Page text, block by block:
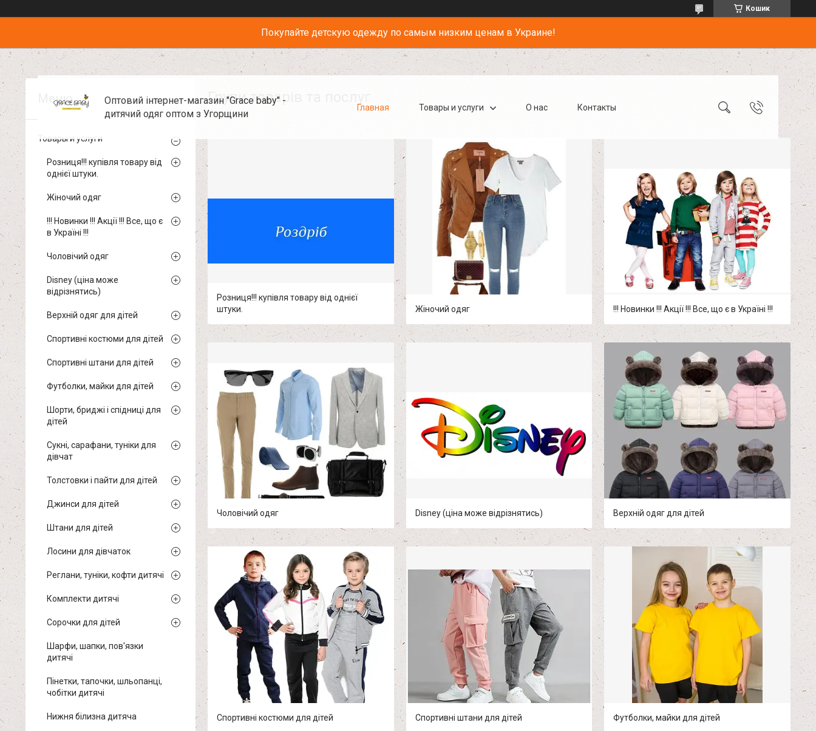
Кошик
Покупайте детскую одежду по самым низким ценам в Украине!
Оптовий інтернет-магазин "Grace baby" -
дитячий одяг оптом з Угорщини
Главная Товары и услуги О нас Контакты
Групи товарів та послуг
Розниця!!! купівля товару від однієї
штуки.
Жіночий одяг !!! Новинки !!! Акції !!! Все, що є в Україні !!!
Чоловічий одяг Disney (ціна може відрізнятись) Верхній одяг для дітей
Спортивні костюми для дітей Спортивні штани для дітей Футболки, майки для дітей
Товары и услуги
Розниця!!! купівля товару від
однієї штуки.
Жіночий одяг
!!! Новинки !!! Акції !!! Все, що є
в Україні !!!
Чоловічий одяг
Disney (ціна може
відрізнятись)
Верхній одяг для дітей
Спортивні костюми для дітей
Спортивні штани для дітей
Футболки, майки для дітей
Шорти, бриджі і спідниці для
дітей
Сукні, сарафани, туніки для
дівчат
Толстовки і пайти для дітей
Джинси для дітей
Штани для дітей
Лосини для дівчаток
Реглани, туніки, кофти дитячі
Комплекти дитячі
Сорочки для дітей
Шарфи, шапки, пов'язки
дитячі
Пінетки, тапочки, шльопанці,
чобітки дитячі
Нижня білизна дитяча